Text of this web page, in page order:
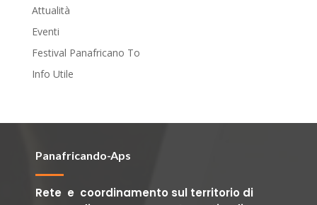
Attualità
Eventi
Festival Panafricano To
Info Utile
Panafricando-Aps
Rete e coordinamento sul territorio di